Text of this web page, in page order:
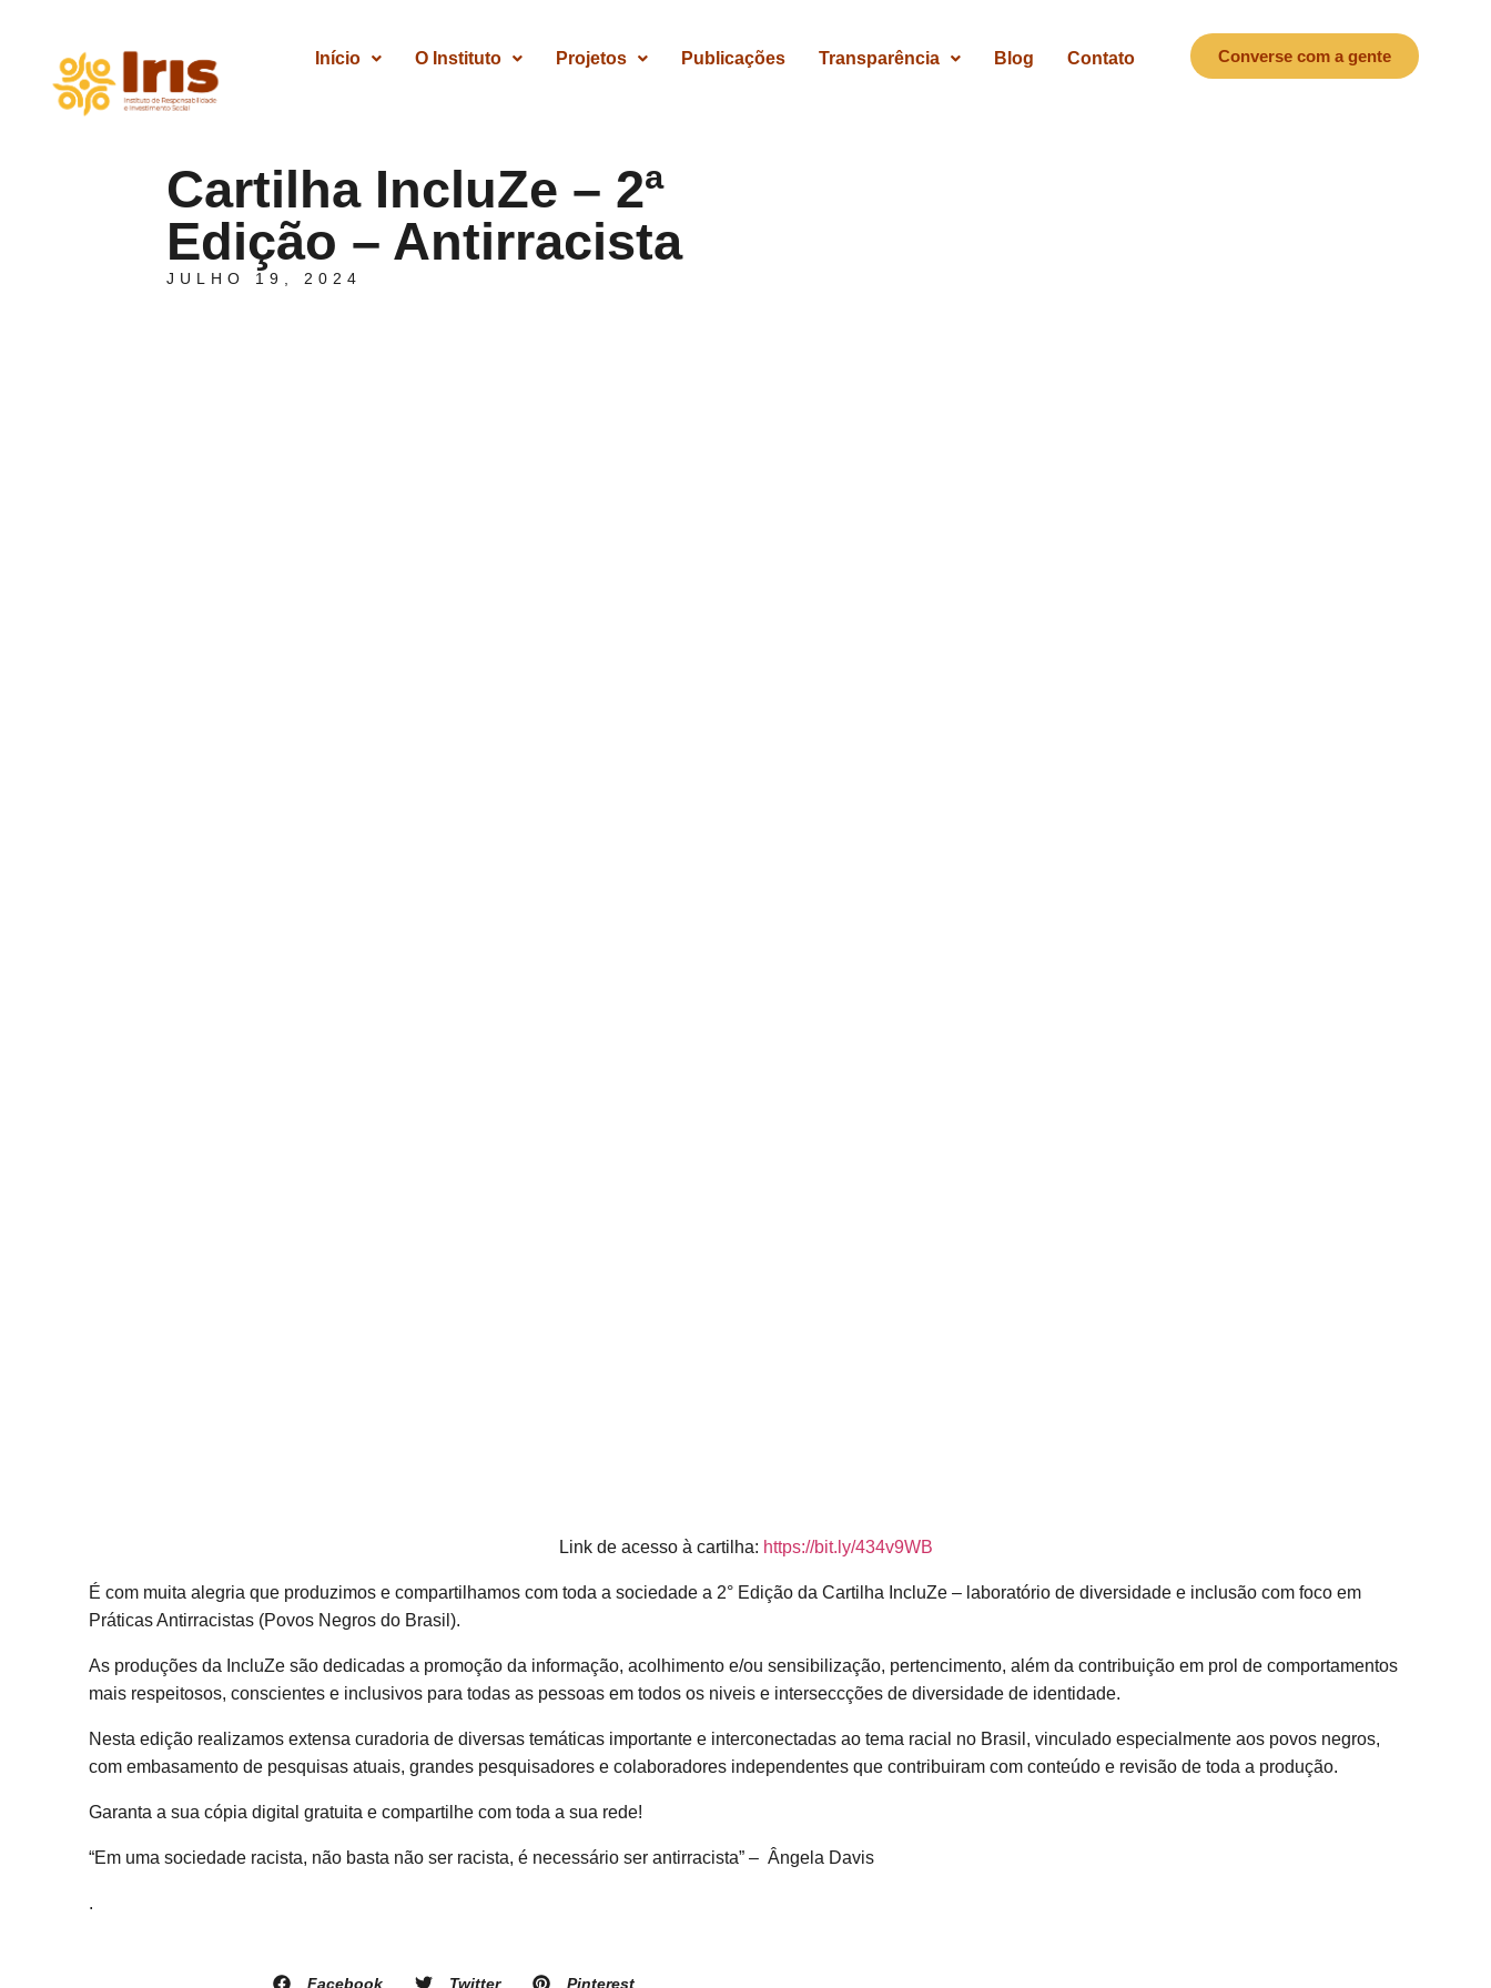
Início O Instituto Projetos Publicações Transparência Blog Contato Converse com a gente
Cartilha IncluZe – 2ª
Edição – Antirracista
JULHO 19, 2024
Link de acesso à cartilha: https://bit.ly/434v9WB
É com muita alegria que produzimos e compartilhamos com toda a sociedade a 2° Edição da Cartilha IncluZe – laboratório de diversidade e inclusão com foco em
Práticas Antirracistas (Povos Negros do Brasil).
As produções da IncluZe são dedicadas a promoção da informação, acolhimento e/ou sensibilização, pertencimento, além da contribuição em prol de comportamentos
mais respeitosos, conscientes e inclusivos para todas as pessoas em todos os niveis e interseccções de diversidade de identidade.
Nesta edição realizamos extensa curadoria de diversas temáticas importante e interconectadas ao tema racial no Brasil, vinculado especialmente aos povos negros,
com embasamento de pesquisas atuais, grandes pesquisadores e colaboradores independentes que contribuiram com conteúdo e revisão de toda a produção.
Garanta a sua cópia digital gratuita e compartilhe com toda a sua rede!
“Em uma sociedade racista, não basta não ser racista, é necessário ser antirracista” – Ângela Davis
.
Facebook Twitter Pinterest